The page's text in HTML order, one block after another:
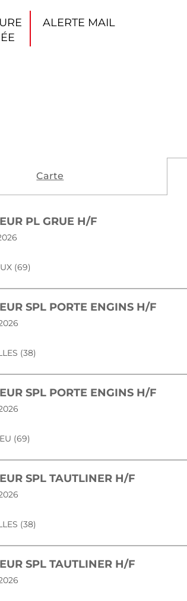
ALERTE MAIL
Carte
PL GRUE H/F(NOUVELLE
(69)
SPL PORTE ENGINS H/F
(38)
SPL PORTE ENGINS H/F
(69)
SPL TAUTLINER H/F
(38)
SPL TAUTLINER H/F